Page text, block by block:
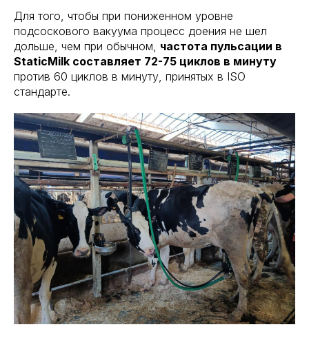
Для того, чтобы при пониженном уровне
подсоскового вакуума процесс доения не шел
дольше, чем при обычном, частота пульсации в
StaticMilk составляет 72-75 циклов в минуту
против 60 циклов в минуту, принятых в ISO
стандарте.